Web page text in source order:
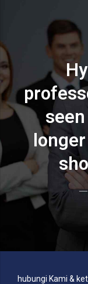
―
hubungi Kami &